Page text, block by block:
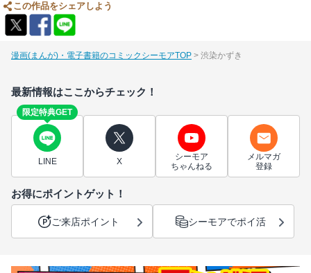
この作品をシェアしよう
漫画(まんが)・電子書籍のコミックシーモアTOP 渋染かずき
最新情報はここからチェック！
限定特典GET
LINE X
シーモア
ちゃんねる
メルマガ
登録
お得にポイントゲット！
ご来店ポイント シーモアでポイ活